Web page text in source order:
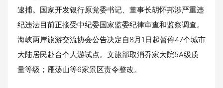
逮捕。国家开发银行原党委书记、董事长胡怀邦涉严重违
纪违法目前正接受中纪委国家监委纪律审查和监察调查。
海峡两岸旅游交流协会公告决定自8月1日起暂停47个城市
大陆居民赴台个人游试点。文旅部取消乔家大院5A级质
量等级；雁荡山等6家景区责令整改。